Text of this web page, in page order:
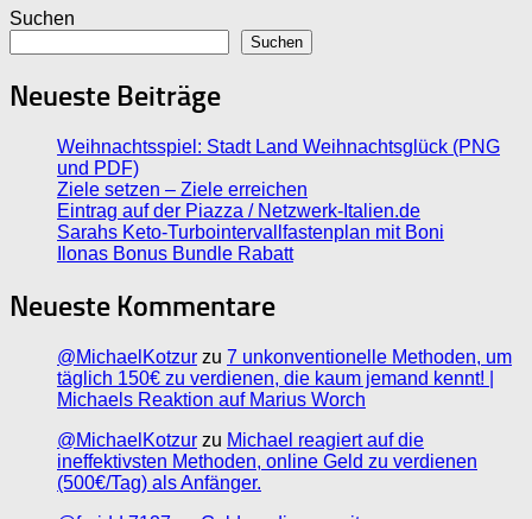
Suchen
Suchen
Neueste Beiträge
Weihnachtsspiel: Stadt Land Weihnachtsglück (PNG
und PDF)
Ziele setzen – Ziele erreichen
Eintrag auf der Piazza / Netzwerk-Italien.de
Sarahs Keto-Turbointervallfastenplan mit Boni
Ilonas Bonus Bundle Rabatt
Neueste Kommentare
@MichaelKotzur zu 7 unkonventionelle Methoden, um
täglich 150€ zu verdienen, die kaum jemand kennt! |
Michaels Reaktion auf Marius Worch
@MichaelKotzur zu Michael reagiert auf die
ineffektivsten Methoden, online Geld zu verdienen
(500€/Tag) als Anfänger.